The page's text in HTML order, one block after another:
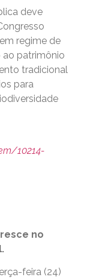
deve
regime de
ao patrimônio
tradicional
para
10214-
no
feira (24)